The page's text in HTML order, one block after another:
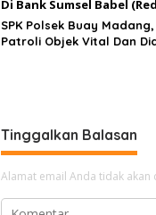
Di Bank Sumsel Babel
SPK Polsek Buay
Patroli Objek Vital Dan
Tinggalkan Balasan
Alamat email Anda tidak akan